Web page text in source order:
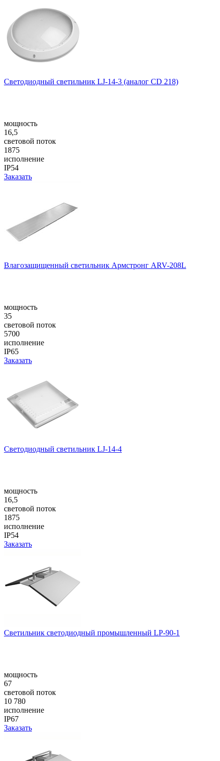
Светодиодный светильник LJ-14-3 (аналог CD 218)
мощность
16,5
световой поток
1875
исполнение
IP54
Заказать
Влагозащищенный светильник Армстронг ARV-208L
мощность
35
световой поток
5700
исполнение
IP65
Заказать
Светодиодный светильник LJ-14-4
мощность
16,5
световой поток
1875
исполнение
IP54
Заказать
Светильник светодиодный промышленный LP-90-1
мощность
67
световой поток
10 780
исполнение
IP67
Заказать